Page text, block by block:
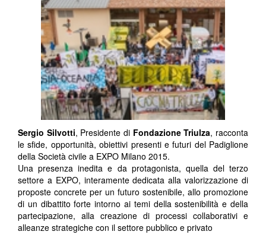
Sergio Silvotti, Presidente di Fondazione Triulza, racconta
le sfide, opportunità, obiettivi presenti e futuri del Padiglione
della Società civile a EXPO Milano 2015.
Una presenza inedita e da protagonista, quella del terzo
settore a EXPO, interamente dedicata alla valorizzazione di
proposte concrete per un futuro sostenibile, allo promozione
di un dibattito forte intorno ai temi della sostenibilità e della
partecipazione, alla creazione di processi collaborativi e
alleanze strategiche con il settore pubblico e privato